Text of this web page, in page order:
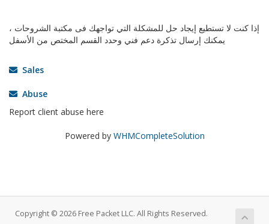
إذا كنت لا تستطيع إيجاد حل للمشكلة التي تواجهك فى مكتبة الشروحات ،
يمكنك إرسال تذكرة دعم فني وحدد القسم المختص من الأسفل
Sales
Abuse
Report client abuse here
Powered by WHMCompleteSolution
Copyright © 2026 Free Packet LLC. All Rights Reserved.